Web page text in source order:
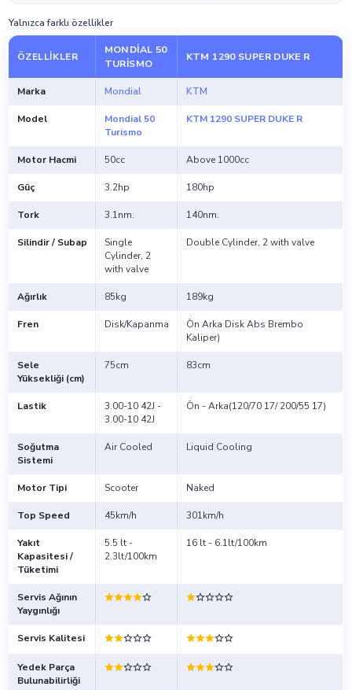
Yalnızca farklı özellikler
ÖZELLIKLER
MONDIAL 50
TURISMO
KTM 1290 SUPER DUKE R
Marka Mondial KTM
Model
Mondial 50
Turismo
KTM 1290 SUPER DUKE R
Motor Hacmi 50cc Above 1000cc
Güç 3.2hp 180hp
Tork 3.1nm. 140nm.
Silindir / Subap
Single
Cylinder, 2
with valve
Double Cylinder, 2 with valve
Ağırlık 85kg 189kg
Fren Disk/Kapanma
Ön Arka Disk Abs Brembo
Kaliper)
Sele
Yüksekliği (cm)
75cm 83cm
Lastik
3.00-10 42J -
3.00-10 42J
Ön - Arka(120/70 17/ 200/55 17)
Soğutma
Sistemi
Air Cooled Liquid Cooling
Motor Tipi Scooter Naked
Top Speed 45km/h 301km/h
Yakıt
Kapasitesi /
Tüketimi
5.5 lt -
2.3lt/100km
16 lt - 6.1lt/100km
Servis Ağının
Yaygınlığı
Servis Kalitesi
Yedek Parça
Bulunabilirliği